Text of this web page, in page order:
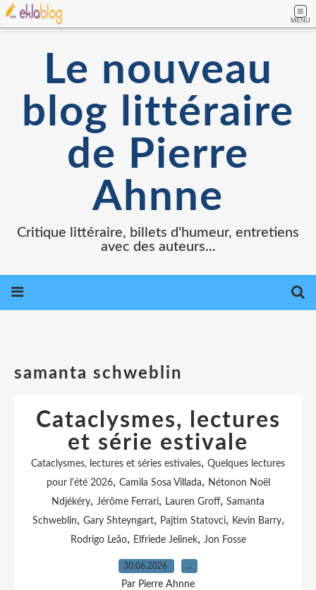
MENU
Le nouveau
blog littéraire
de Pierre
Ahnne
Critique littéraire, billets d'humeur, entretiens
avec des auteurs...
samanta schweblin
Cataclysmes, lectures
et série estivale
Cataclysmes, lectures et séries estivales, Quelques lectures
pour l'été 2026, Camila Sosa Villada, Nétonon Noël
Ndjékéry, Jérôme Ferrari, Lauren Groff, Samanta
Schweblin, Gary Shteyngart, Pajtim Statovci, Kevin Barry,
Rodrigo Leão, Elfriede Jelinek, Jon Fosse
30.06.2026 …
Par Pierre Ahnne